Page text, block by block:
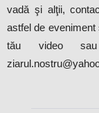
vadă şi alţii,
astfel de
tău video